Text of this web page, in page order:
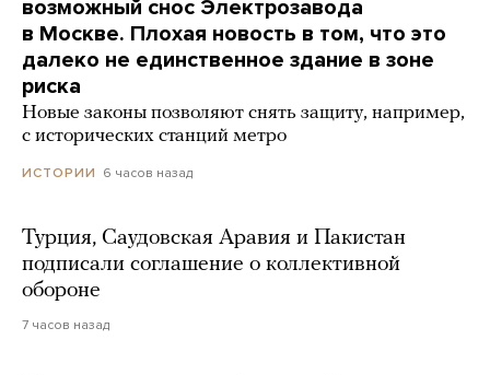
возможный снос Электрозавода
в Москве. Плохая новость в том, что это
далеко не единственное здание в зоне
риска
Новые законы позволяют снять защиту, например,
с исторических станций метро
ИСТОРИИ 6 часов назад
Турция, Саудовская Аравия и Пакистан
подписали соглашение о коллективной
обороне
7 часов назад